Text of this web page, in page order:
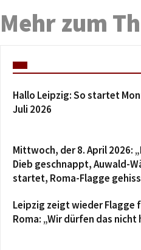
Mehr zum
Hallo Leipzig: So startet
Juli 2026
Mittwoch, der 8. April 2026:
Dieb geschnappt, Auwald-
startet, Roma-Flagge
Leipzig zeigt wieder Flagge
Roma: „Wir dürfen das nicht